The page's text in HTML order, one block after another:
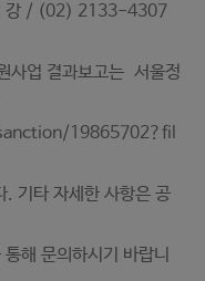
강 / (02) 2133-4307
사업 결과보고는 서울정
19865702?fil
. 기타 자세한 사항은 공
해 문의하시기 바랍니